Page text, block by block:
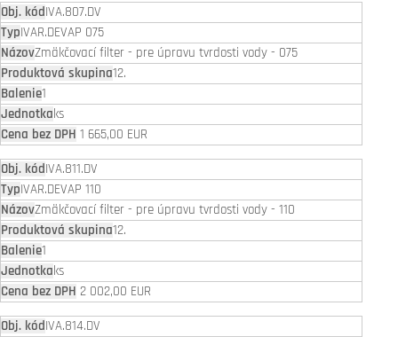
IVA.807.DV
IVAR.DEVAP 075
Zmäkčovací filter - pre úpravu tvrdosti vody - 075
12.
1
ks
1 665,00 EUR
IVA.811.DV
IVAR.DEVAP 110
Zmäkčovací filter - pre úpravu tvrdosti vody - 110
12.
1
ks
2 002,00 EUR
IVA.814.DV